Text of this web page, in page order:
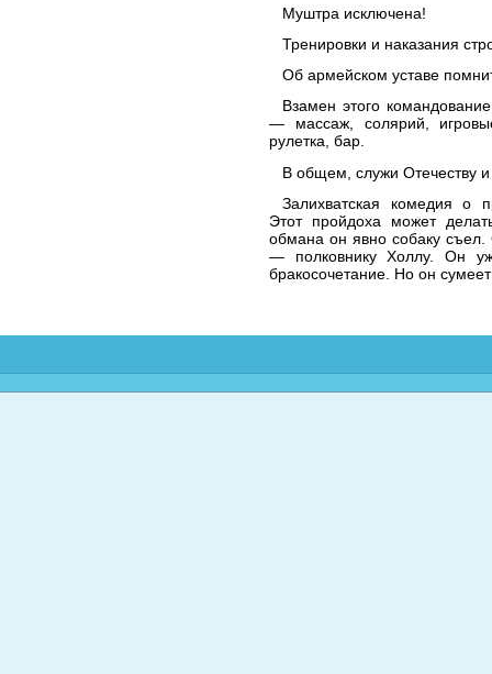
Муштра исключена!
Тренировки и наказания
Об армейском уставе
Взамен этого
— массаж, солярий,
рулетка, бар.
В общем, служи Отечеству
Залихватская комедия о
Этот пройдоха может
обмана он явно собаку съел.
— полковнику Холлу. Он
бракосочетание. Но он